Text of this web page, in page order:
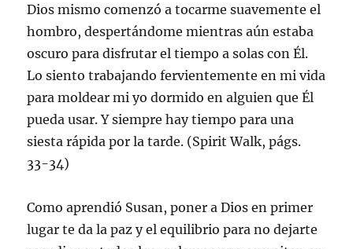
Dios mismo comenzó a tocarme suavemente el
hombro, despertándome mientras aún estaba
oscuro para disfrutar el tiempo a solas con Él.
Lo siento trabajando fervientemente en mi vida
para moldear mi yo dormido en alguien que Él
pueda usar. Y siempre hay tiempo para una
siesta rápida por la tarde. (Spirit Walk, págs.
33-34)
Como aprendió Susan, poner a Dios en primer
lugar te da la paz y el equilibrio para no dejarte